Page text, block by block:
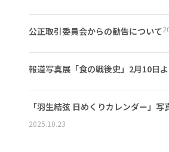
公正取引委員会からの勧告について
報道写真展「食の戦後史」2月10日
「羽生結弦 日めくりカレンダー」
2025.10.23